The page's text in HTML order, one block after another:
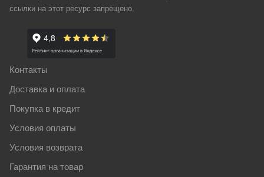
ссылки на этот ресурс запрещено.
Контакты
Доставка и оплата
Покупка в кредит
Условия оплаты
Условия возврата
Гарантия на товар